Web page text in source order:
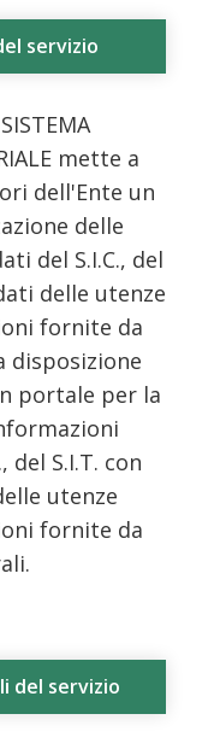
servizio
mette a
dell'Ente un
delle
del S.I.C., del
delle utenze
fornite da
disposizione
portale per la
del S.I.T. con
utenze
fornite da
del servizio